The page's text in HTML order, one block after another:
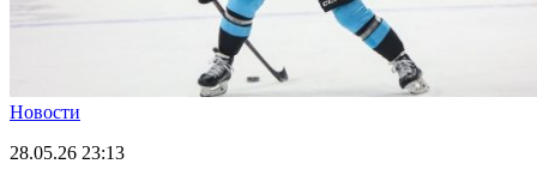
Новости
28.05.26 23:13